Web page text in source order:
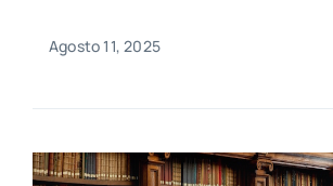
Agosto 11, 2025